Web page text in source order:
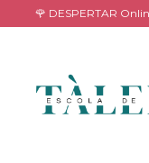
🌹 DESPERTAR